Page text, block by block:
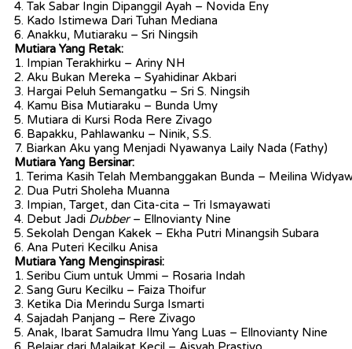
4. Tak Sabar Ingin Dipanggil Ayah – Novida Eny
5. Kado Istimewa Dari Tuhan Mediana
6. Anakku, Mutiaraku – Sri Ningsih
Mutiara Yang Retak:
1. Impian Terakhirku – Ariny NH
2. Aku Bukan Mereka – Syahidinar Akbari
3. Hargai Peluh Semangatku – Sri S. Ningsih
4. Kamu Bisa Mutiaraku – Bunda Umy
5. Mutiara di Kursi Roda Rere Zivago
6. Bapakku, Pahlawanku – Ninik, S.S.
7. Biarkan Aku yang Menjadi Nyawanya Laily Nada (Fathy)
Mutiara Yang Bersinar:
1. Terima Kasih Telah Membanggakan Bunda – Meilina
2. Dua Putri Sholeha Muanna
3. Impian, Target, dan Cita-cita – Tri Ismayawati
4. Debut Jadi Dubber– Ellnovianty Nine
5. Sekolah Dengan Kakek – Ekha Putri Minangsih Subara
6. Ana Puteri Kecilku Anisa
Mutiara Yang Menginspirasi:
1. Seribu Cium untuk Ummi – Rosaria Indah
2. Sang Guru Kecilku – Faiza Thoifur
3. Ketika Dia Merindu Surga Ismarti
4. Sajadah Panjang – Rere Zivago
5. Anak, Ibarat Samudra Ilmu Yang Luas – Ellnovianty Nine